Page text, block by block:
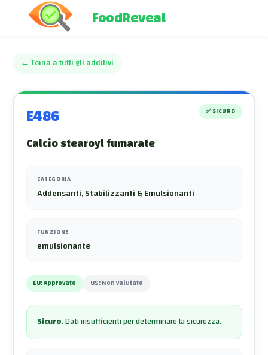
FoodReveal
← Torna a tutti gli additivi
E486 ✅SICURO
Calcio stearoyl fumarate
CATEGORIA
Addensanti, Stabilizzanti & Emulsionanti
FUNZIONE
emulsionante
EU:Approvato US:Non valutato
Sicuro.Dati insufficienti per determinare la sicurezza.